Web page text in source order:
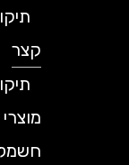
תיקון
תיקון
מוצרי
חשמל